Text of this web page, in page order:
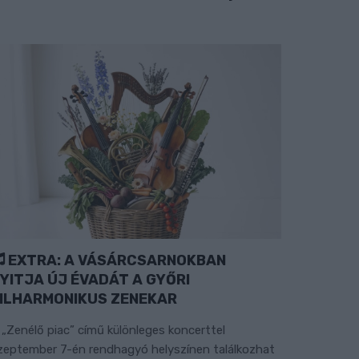
EXTRA: A VÁSÁRCSARNOKBAN
ÚJ ÉVADÁT A GYŐRI
ZENEKAR
piac” című különleges koncerttel
7-én rendhagyó helyszínen találkozhat